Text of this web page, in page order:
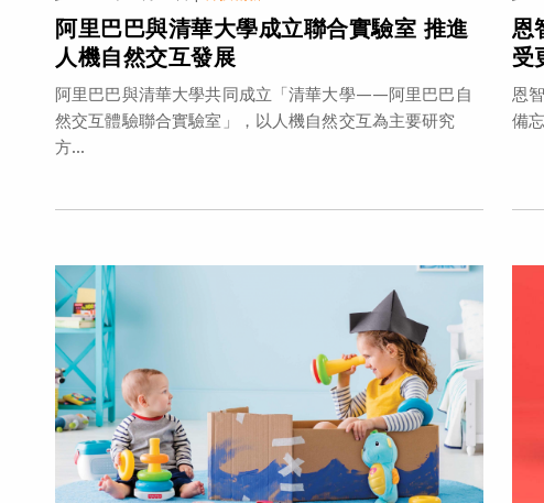
阿里巴巴與清華大學成立聯合實驗室 推進
人機自然交互發展
阿里巴巴與清華大學共同成立「清華大學——阿里巴巴自
然交互體驗聯合實驗室」，以人機自然交互為主要研究
方...
恩
受
恩
備